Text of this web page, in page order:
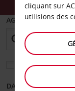
AGENCE DE DÉPART
Sélectionnez
DATE DE DÉPART
cliquant sur
utilisions des